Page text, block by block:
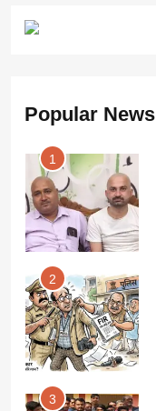
Popular News
1
2
3